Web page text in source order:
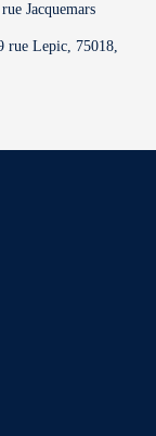
Jacquemars
rue Lepic, 75018,